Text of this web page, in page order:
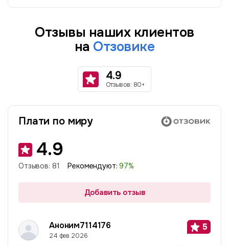
Отзывы наших клиентов
на Отзовике
4.9
Отзывов: 80+
Плати по миру
4.9
Отзывов: 81 Рекомендуют:97%
Добавить отзыв
Аноним7114176
24 фев 2026
5